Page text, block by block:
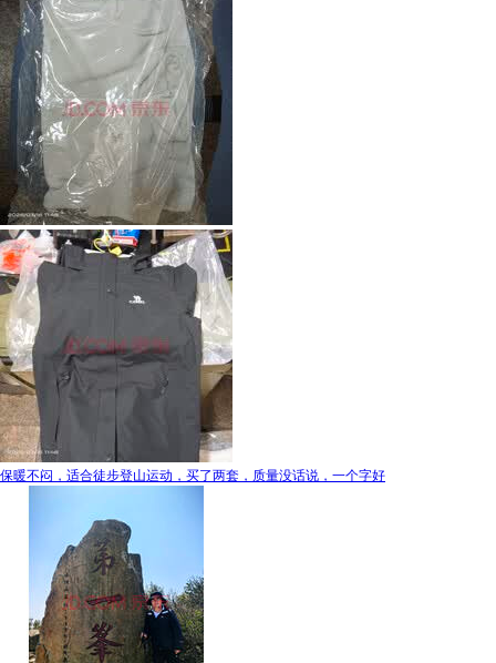
保暖不闷，适合徒步登山运动，买了两套，质量没话说，一个字好